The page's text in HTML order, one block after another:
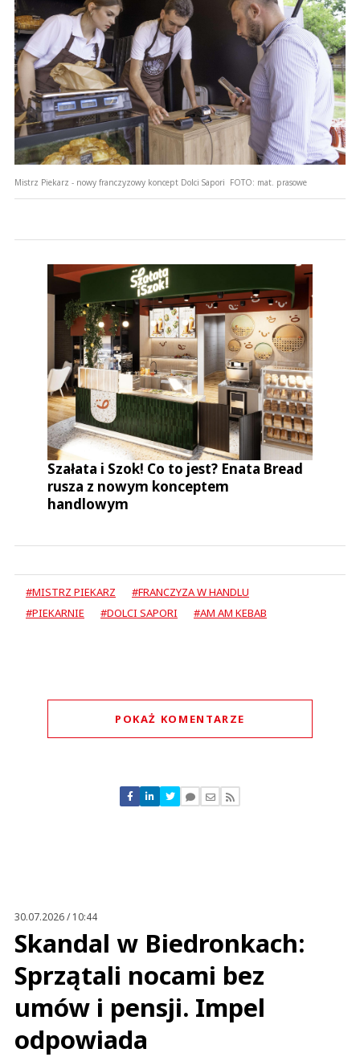
Mistrz Piekarz - nowy franczyzowy koncept Dolci Sapori FOTO: mat. prasowe
Szałata i Szok! Co to jest? Enata Bread
rusza z nowym konceptem
handlowym
#MISTRZ PIEKARZ
#FRANCZYZA W HANDLU
#PIEKARNIE
#DOLCI SAPORI #AM AM KEBAB
POKAŻ KOMENTARZE
Nie znaleziono komentarzy
Zostaw swoje komentarze
30.07.2026 / 10:44
Skandal w Biedronkach:
Sprzątali nocami bez
umów i pensji. Impel
odpowiada